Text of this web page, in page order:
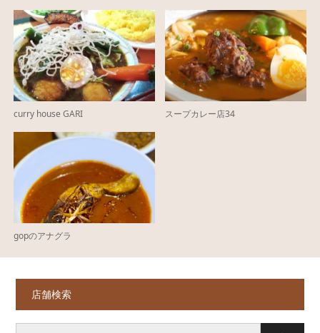
curry house GARI スープカレー店34
gopのアナグラ
店舗検索